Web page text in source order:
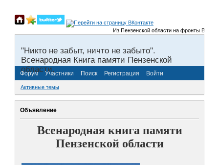
Из Пензенской области на фронты
"Никто не забыт, ничто не забыто".
Всенародная Книга памяти Пензенской
области.
Форум Участники Поиск Регистрация Войти
Активные темы
Объявление
Всенародная книга памяти
Пензенской области